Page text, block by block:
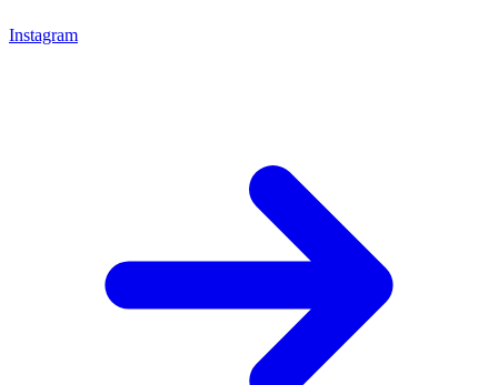
Instagram